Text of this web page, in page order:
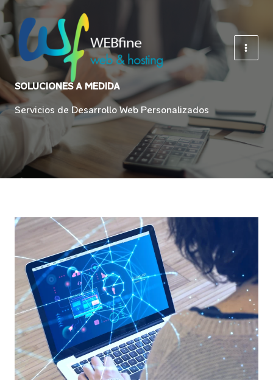
Ir
al
contenido
SOLUCIONES A MEDIDA
Servicios de Desarrollo Web Personalizados